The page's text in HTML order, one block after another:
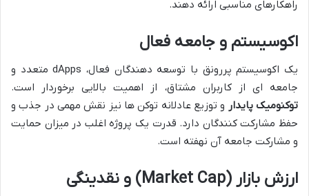
راهکارهای مناسبی ارائه دهند.
اکوسیستم و جامعه فعال
یک اکوسیستم پررونق با توسعه دهندگان فعال، dApps متعدد و
جامعه ای از کاربران مشتاق، از اهمیت بالایی برخوردار است.
توکنومیک پایدار و توزیع عادلانه توکن ها نیز نقش مهمی در جذب و
حفظ مشارکت کنندگان دارد. قدرت یک پروژه اغلب در میزان حمایت
و مشارکت جامعه آن نهفته است.
ارزش بازار (Market Cap) و نقدینگی